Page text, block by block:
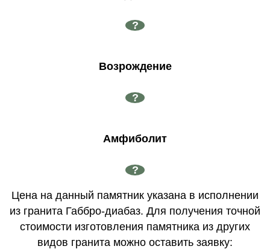
?
Возрождение
?
Амфиболит
?
Цена на данный памятник указана в исполнении
из гранита Габбро-диабаз. Для получения точной
стоимости изготовления памятника из других
видов гранита можно оставить заявку: